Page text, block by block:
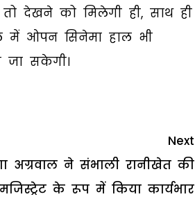
देखने को मिलेगी ही, साथ ही
में ओपन सिनेमा हाल भी
जा सकेगी।
Next
अग्रवाल ने संभाली रानीखेत की
के रूप में किया कार्यभार